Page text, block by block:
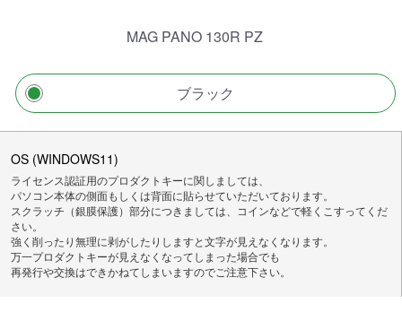
MAG PANO 130R PZ
ブラック
OS (WINDOWS11)
ライセンス認証用のプロダクトキーに関しましては、
パソコン本体の側面もしくは背面に貼らせていただいております。
スクラッチ（銀膜保護）部分につきましては、コインなどで軽くこすってくだ
さい。
強く削ったり無理に剥がしたりしますと文字が見えなくなります。
万一プロダクトキーが見えなくなってしまった場合でも
再発行や交換はできかねてしまいますのでご注意下さい。